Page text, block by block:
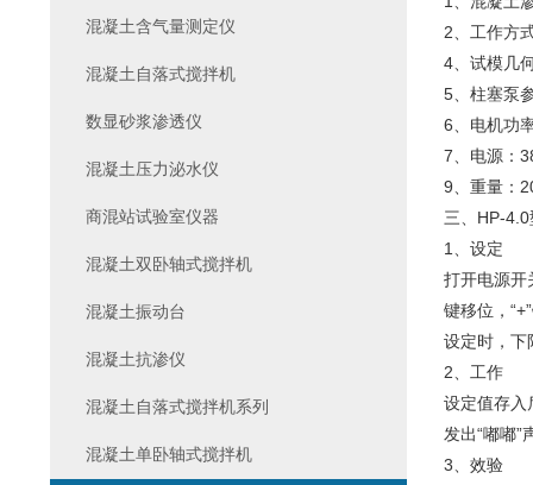
2、工作方
4、试模几
5、柱塞泵
6、电机功
7、电源：
9、重量：
三、HP-
1、设定
打开电源开
键移位，
设定时，下
2、工作
设定值存入
发出“嘟嘟
3、效验
混凝土含气量测定仪
混凝土自落式搅拌机
数显砂浆渗透仪
混凝土压力泌水仪
商混站试验室仪器
混凝土双卧轴式搅拌机
混凝土振动台
混凝土抗渗仪
混凝土自落式搅拌机系列
混凝土单卧轴式搅拌机